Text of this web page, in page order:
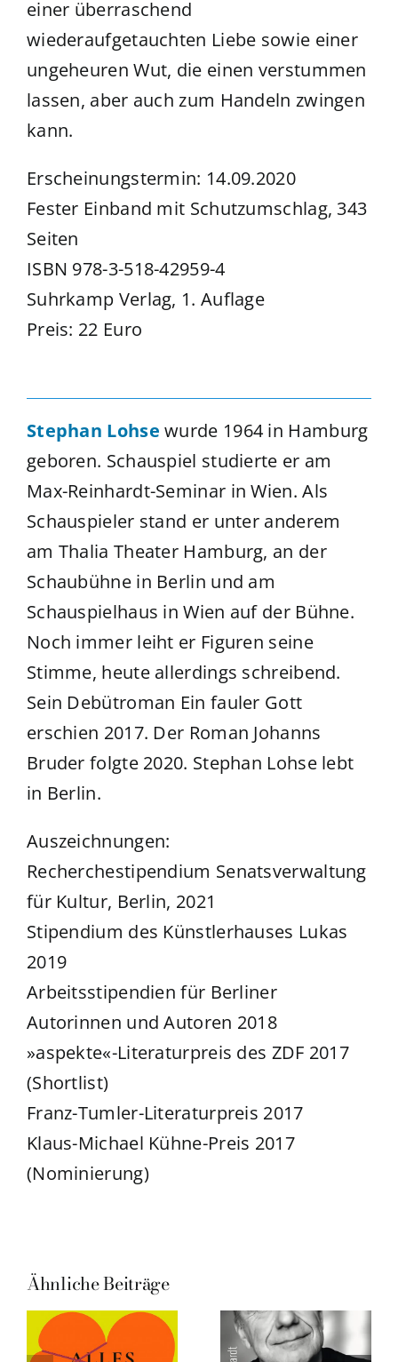
einer überraschend
wiederaufgetauchten Liebe sowie einer
ungeheuren Wut, die einen verstummen
lassen, aber auch zum Handeln zwingen
kann.
Erscheinungstermin: 14.09.2020
Fester Einband mit Schutzumschlag, 343
Seiten
ISBN 978-3-518-42959-4
Suhrkamp Verlag, 1. Auflage
Preis: 22 Euro
Stephan Lohse wurde 1964 in Hamburg
geboren. Schauspiel studierte er am
Max-Reinhardt-Seminar in Wien. Als
Schauspieler stand er unter anderem
am Thalia Theater Hamburg, an der
Schaubühne in Berlin und am
Schauspielhaus in Wien auf der Bühne.
Noch immer leiht er Figuren seine
Stimme, heute allerdings schreibend.
Sein Debütroman Ein fauler Gott
erschien 2017. Der Roman Johanns
Bruder folgte 2020. Stephan Lohse lebt
in Berlin.
Auszeichnungen:
Recherchestipendium Senatsverwaltung
für Kultur, Berlin, 2021
Stipendium des Künstlerhauses Lukas
2019
Arbeitsstipendien für Berliner
Autorinnen und Autoren 2018
»aspekte«-Literaturpreis des ZDF 2017
(Shortlist)
Franz-Tumler-Literaturpreis 2017
Klaus-Michael Kühne-Preis 2017
(Nominierung)
Ähnliche Beiträge